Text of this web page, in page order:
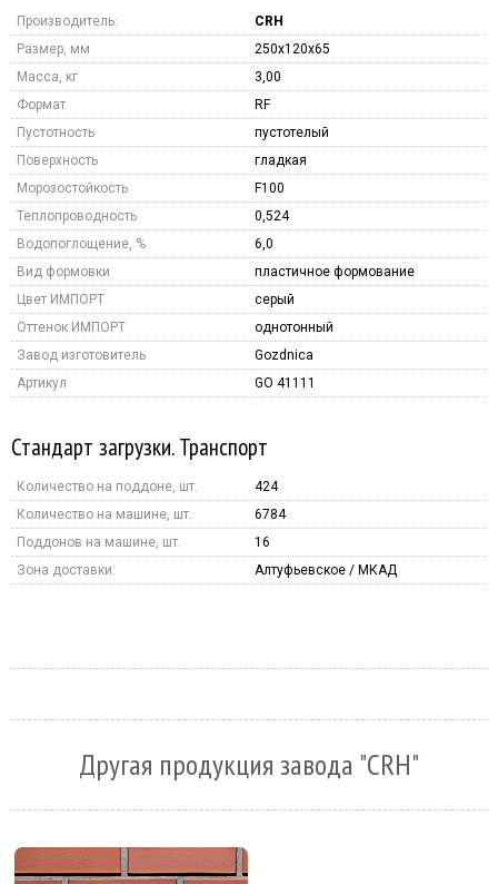
Производитель:
CRH
Размер, мм
250x120x65
Масса, кг
3,00
Формат
RF
Пустотность
пустотелый
Поверхность
гладкая
Морозостойкость
F100
Теплопроводность
0,524
Водопоглощение, %
6,0
Вид формовки
пластичное формование
Цвет ИМПОРТ
серый
Оттенок ИМПОРТ
однотонный
Завод изготовитель
Gozdnica
Артикул
GO 41111
Стандарт загрузки. Транспорт
Количество на поддоне, шт.
424
Количество на машине, шт.
6784
Поддонов на машине, шт.
16
Зона доставки:
Алтуфьевское / МКАД
Другая продукция завода "CRH"